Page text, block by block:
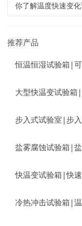
你了解温度快速变
推荐产品
恒温恒湿试验箱|
大型快温变试验箱
步入式试验室|步
盐雾腐蚀试验箱|
快温变试验箱|快
冷热冲击试验箱|